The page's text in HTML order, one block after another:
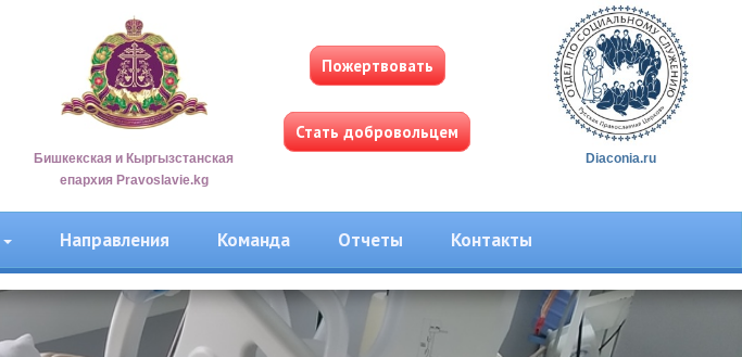
Бишкекская и Кыргызстанская
епархия Pravoslavie.kg
Пожертвовать
Стать добровольцем
Diaconia.ru
Направления Команда Отчеты Контакты